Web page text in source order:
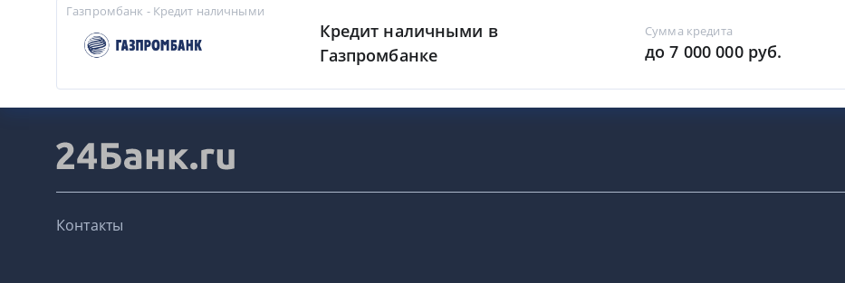
Газпромбанк - Кредит наличными
Кредит наличными в
Газпромбанке
Сумма кредита
до 7 000 000 руб.
Контакты